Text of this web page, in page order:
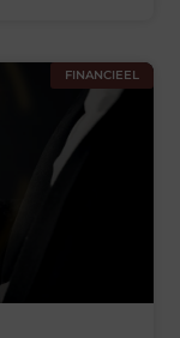
FINANCIEEL